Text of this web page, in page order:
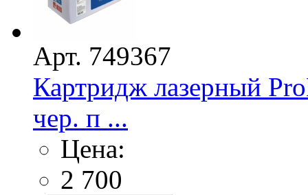
Арт. 749367
Картридж лазерный
чер. п ...
Цена:
2 700